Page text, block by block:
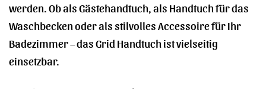
werden. Ob als Gästehandtuch, als Handtuch für das
Waschbecken oder als stilvolles Accessoire für Ihr
Badezimmer – das Grid Handtuch ist vielseitig
einsetzbar.